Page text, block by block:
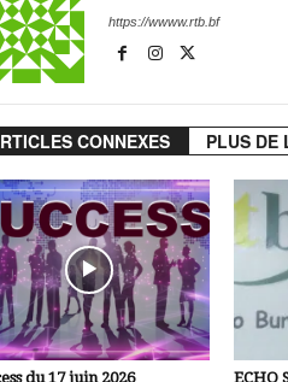
https://wwww.rtb.bf
CONNEXES PLUS DE
du 17 juin 2026
ECHO